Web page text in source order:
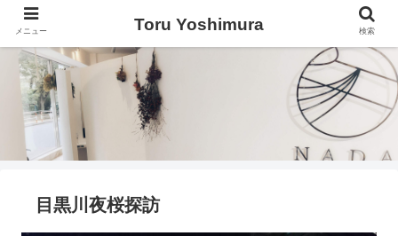
目黒川夜桜探訪
メニュー Toru Yoshimura 検索